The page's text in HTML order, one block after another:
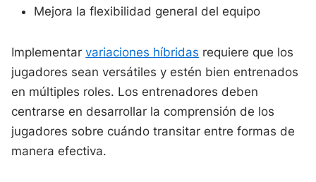
Mejora la flexibilidad general del equipo
Implementarvariaciones híbridas requiere que los
jugadores sean versátiles y estén bien entrenados
en múltiples roles. Los entrenadores deben
centrarse en desarrollar la comprensión de los
jugadores sobre cuándo transitar entre formas de
manera efectiva.